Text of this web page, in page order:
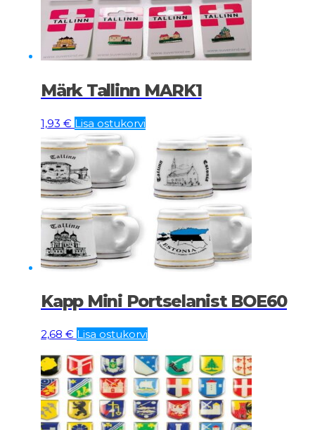
Märk Tallinn MARK1
1,93 € Lisa ostukorvi
Kapp Mini Portselanist BOE60
2,68 € Lisa ostukorvi